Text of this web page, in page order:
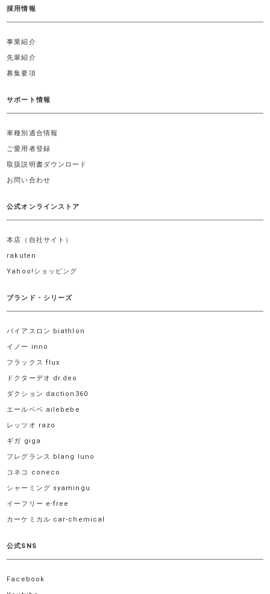
採用情報
事業紹介
先輩紹介
募集要項
サポート情報
車種別適合情報
ご愛用者登録
取扱説明書ダウンロード
お問い合わせ
公式オンラインストア
本店（自社サイト）
rakuten
Yahoo!ショッピング
ブランド・シリーズ
バイアスロン biathlon
イノー inno
フラックス flux
ドクターデオ dr.deo
ダクション daction360
エールベベ ailebebe
レッツオ razo
ギガ giga
フレグランス blang luno
コネコ coneco
シャーミング syamingu
イーフリー e-free
カーケミカル car-chemical
公式SNS
Facebook